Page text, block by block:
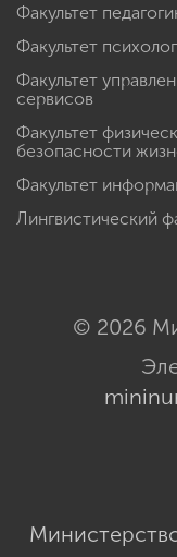
Факультет
Факультет
Факультет
сервисов
Факультет
безопасности
Факультет
Лингвистический
© 2026